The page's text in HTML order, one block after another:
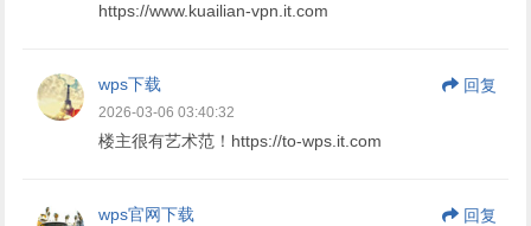
https://www.kuailian-vpn.it.com
wps下载 回复
2026-03-06 03:40:32
楼主很有艺术范！https://to-wps.it.com
wps官网下载 回复